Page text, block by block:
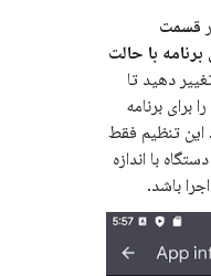
قسمت
با حالت
دهید تا
را برای برنامه
این تنظیم فقط
با اندازه